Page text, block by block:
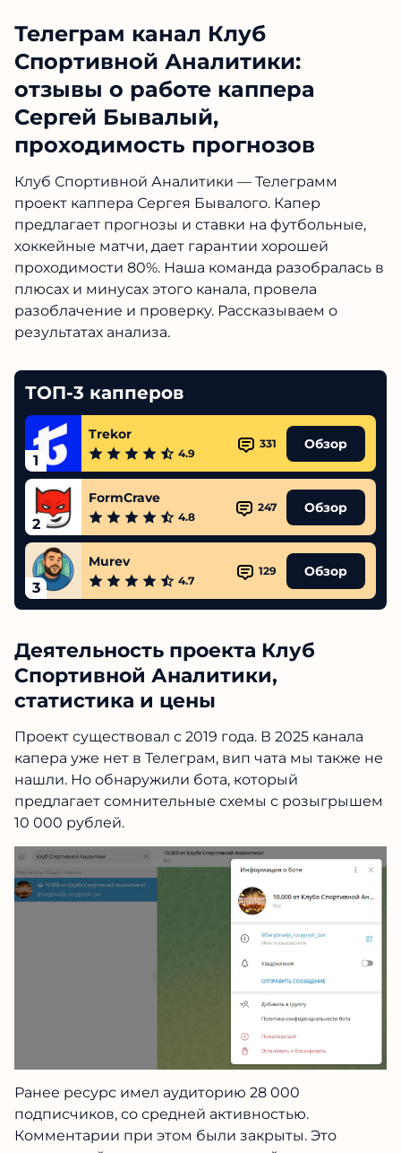
Телеграм канал Клуб
Спортивной Аналитики:
отзывы о работе каппера
Сергей Бывалый,
проходимость прогнозов
Клуб Спортивной Аналитики — Телеграмм
проект каппера Сергея Бывалого. Капер
предлагает прогнозы и ставки на футбольные,
хоккейные матчи, дает гарантии хорошей
проходимости 80%. Наша команда разобралась в
плюсах и минусах этого канала, провела
разоблачение и проверку. Рассказываем о
результатах анализа.
ТОП-3 капперов
1
Trekor
4.9
331 Обзор
2
FormCrave
4.8
247 Обзор
3
Murev
4.7
129 Обзор
Деятельность проекта Клуб
Спортивной Аналитики,
статистика и цены
Проект существовал с 2019 года. В 2025 канала
капера уже нет в Телеграм, вип чата мы также не
нашли. Но обнаружили бота, который
предлагает сомнительные схемы с розыгрышем
10 000 рублей.
Ранее ресурс имел аудиторию 28 000
подписчиков, со средней активностью.
Комментарии при этом были закрыты. Это